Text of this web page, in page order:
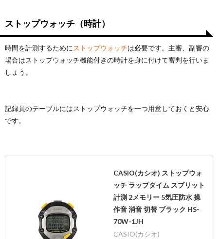
ストップウォッチ（時計）
時間を計測するために ストップウォッチは必要です。主審、副審の
場合はストップウォッチ機能付きの時計を身に付けて審判を行いま
しょう。
記録員のテーブルにはストップウォッチを一つ用意しておくと安心
です。
CASIO(カシオ) ストップウォ
ッチ ラップタイム スプリット
計測 2メモリー 5気圧防水 操
作音 消音 切替 ブラック HS-
70W-1JH
CASIO(カシオ)